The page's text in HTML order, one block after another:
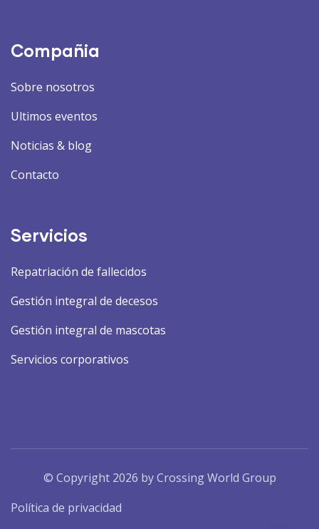
Compañia
Sobre nosotros
Ultimos eventos
Noticias & blog
Contacto
Servicios
Repatriación de fallecidos
Gestión integral de decesos
Gestión integral de mascotas
Servicios corporativos
© Copyright 2026 by Crossing World Group
Política de privacidad